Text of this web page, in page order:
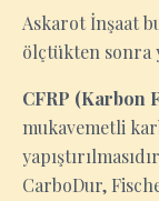
Askarot İnşaat
ölçtükten sonra
CFRP (Karbon
mukavemetli
CarboDur,